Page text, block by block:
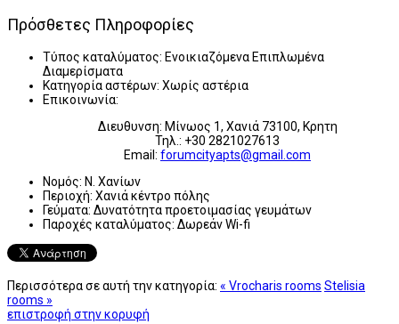
Πρόσθετες Πληροφορίες
Τύπος καταλύματος: Ενοικιαζόμενα Επιπλωμένα
Διαμερίσματα
Κατηγορία αστέρων: Χωρίς αστέρια
Επικοινωνία:
Διευθυνση: Μίνωος 1, Χανιά 73100, Κρητη
Τηλ.: +30 2821027613
Email: forumcityapts@gmail.com
Νομός: Ν. Χανίων
Περιοχή: Χανιά κέντρο πόλης
Γεύματα: Δυνατότητα προετοιμασίας γευμάτων
Παροχές καταλύματος: Δωρεάν Wi-fi
Περισσότερα σε αυτή την κατηγορία: « Vrocharis rooms Stelisia
rooms »
επιστροφή στην κορυφή